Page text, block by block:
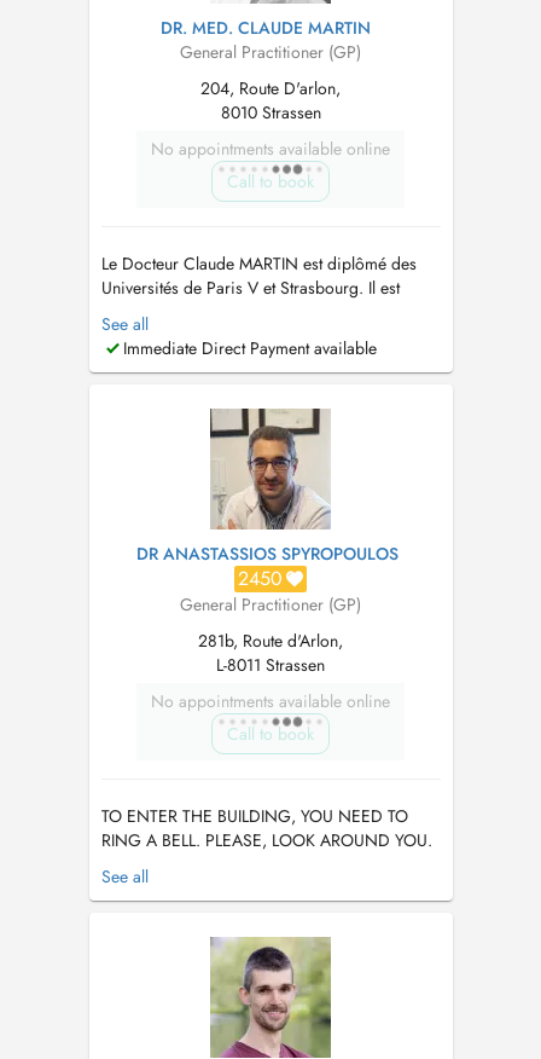
DR. MED. CLAUDE MARTIN
General Practitioner (GP)
204, Route D'arlon,
8010 Strassen
No appointments available online
Call to book
Le Docteur Claude MARTIN est diplômé des
Universités de Paris V et Strasbourg. Il est
compétent en Médecine Esthétique et Chirurgie
Dermatologique. Il réalise tous les actes de
Médecine Esthétique (Injections Faciales à
diagnostic et traitements dermatologi...
See all
Immediate Direct Payment available
DR ANASTASSIOS SPYROPOULOS
2450
General Practitioner (GP)
281b, Route d'Arlon,
L-8011 Strassen
No appointments available online
Call to book
TO ENTER THE BUILDING, YOU NEED TO
RING A BELL. PLEASE, LOOK AROUND YOU.
THE BELLS ARE NEXT TO THE POST BOXES.
If you use Google MAPS, just enter Dr
ERROR with the ADRESS in google....
See all